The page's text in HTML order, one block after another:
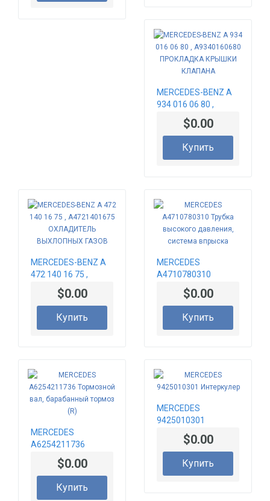
MERCEDES-BENZ A
934 016 06 80 ,
A9340160680
ПРОКЛАДКА
$0.00
Купить
MERCEDES-BENZ A
472 140 16 75 ,
A4721401675
ОХЛАДИТЕЛЬ
$0.00
Купить
MERCEDES
A4710780310
Трубка высокого
давления, система
$0.00
Купить
MERCEDES
A6254211736
Тормозной вал,
барабанный тормоз
$0.00
Купить
MERCEDES
9425010301
Интеркулер$0.00
Купить